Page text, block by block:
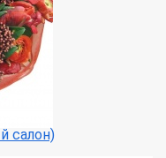
салон)